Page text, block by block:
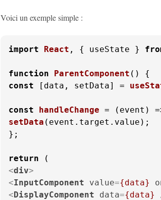
Voici un exemple simple :
import React , { useState }
function ParentComponent (
const [data, setData] =
const handleChange = ( event
setData (event. target . value );
};
return
<div>
<InputComponent value={data}
<DisplayComponent data={data}